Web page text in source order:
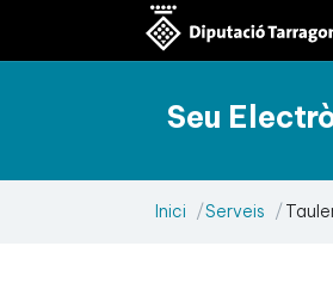
Seu
Inici Serveis